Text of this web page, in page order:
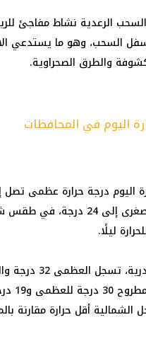
الرعدية نشاط مفاجئ
السحب، وهو ما يستدعي
والطرق الصحراوية.
اليوم في المحافظات
بينما تصل الصغرى إلى 24
ليلًا.
بينما
الشمالية أقل حرارة مقارنة